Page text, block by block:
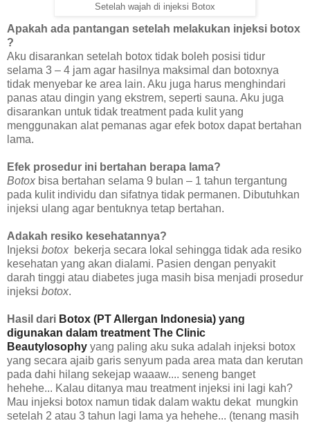
Setelah wajah di injeksi Botox
Apakah ada pantangan setelah melakukan injeksi botox
?
Aku disarankan setelah botox tidak boleh posisi tidur
selama 3 – 4 jam agar hasilnya maksimal dan botoxnya
tidak menyebar ke area lain. Aku juga harus menghindari
panas atau dingin yang ekstrem, seperti sauna. Aku juga
disarankan untuk tidak treatment pada kulit yang
menggunakan alat pemanas agar efek botox dapat bertahan
lama.
Efek prosedur ini bertahan berapa lama?
Botox bisa bertahan selama 9 bulan – 1 tahun tergantung
pada kulit individu dan sifatnya tidak permanen. Dibutuhkan
injeksi ulang agar bentuknya tetap bertahan.
Adakah resiko kesehatannya?
Injeksi botox bekerja secara lokal sehingga tidak ada resiko
kesehatan yang akan dialami. Pasien dengan penyakit
darah tinggi atau diabetes juga masih bisa menjadi prosedur
injeksi botox.
Hasil dari Botox (PT Allergan Indonesia) yang
digunakan dalam treatment The Clinic
Beautylosophy yang paling aku suka adalah injeksi botox
yang secara ajaib garis senyum pada area mata dan kerutan
pada dahi hilang sekejap waaaw.... seneng banget
hehehe... Kalau ditanya mau treatment injeksi ini lagi kah?
Mau injeksi botox namun tidak dalam waktu dekat mungkin
setelah 2 atau 3 tahun lagi lama ya hehehe... (tenang masih